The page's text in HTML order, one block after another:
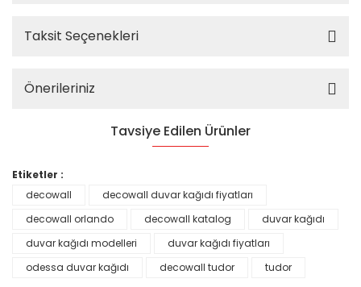
Taksit Seçenekleri
Önerileriniz
Tavsiye Edilen Ürünler
Etiketler :
decowall
decowall duvar kağıdı fiyatları
decowall orlando
decowall katalog
duvar kağıdı
duvar kağıdı modelleri
duvar kağıdı fiyatları
odessa duvar kağıdı
decowall tudor tudor